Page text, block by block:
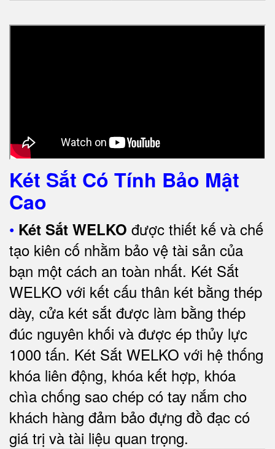
Két Sắt Có Tính Bảo Mật
Cao
• Két Sắt WELKO được thiết kế và chế
tạo kiên cố nhằm bảo vệ tài sản của
bạn một cách an toàn nhất. Két Sắt
WELKO với kết cấu thân két bằng thép
dày, cửa két sắt được làm bằng thép
đúc nguyên khối và được ép thủy lực
1000 tấn. Két Sắt WELKO với hệ thống
khóa liên động, khóa kết hợp, khóa
chìa chống sao chép có tay nắm cho
khách hàng đảm bảo đựng đồ đạc có
giá trị và tài liệu quan trọng.